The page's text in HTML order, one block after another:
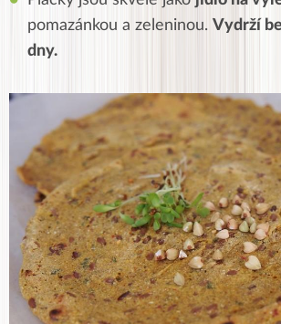
pomazánkou a zeleninou. Vydrží
dny.